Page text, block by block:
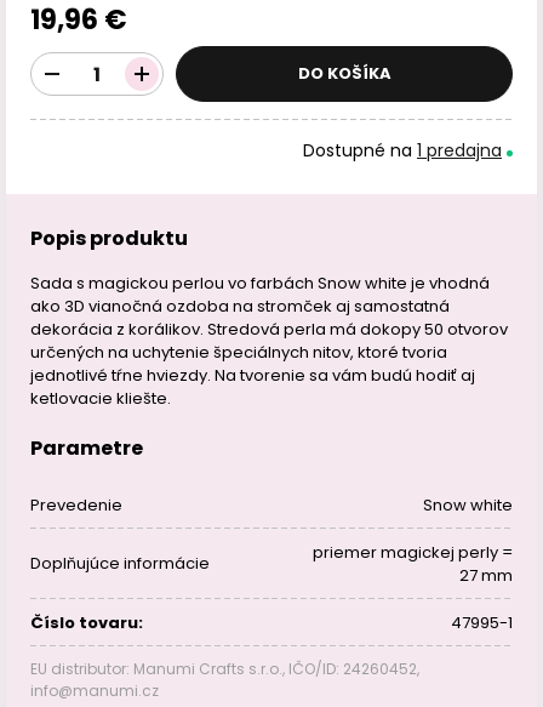
19,96 €
DO KOŠÍKA
Dostupné na 1 predajna
Popis produktu
Sada s magickou perlou vo farbách Snow white je vhodná
ako 3D vianočná ozdoba na stromček aj samostatná
dekorácia z korálikov. Stredová perla má dokopy 50 otvorov
určených na uchytenie špeciálnych nitov, ktoré tvoria
jednotlivé tŕne hviezdy. Na tvorenie sa vám budú hodiť aj
ketlovacie kliešte.
Parametre
Prevedenie Snow white
Doplňujúce informácie
priemer magickej perly =
27 mm
Číslo tovaru: 47995-1
EU distributor: Manumi Crafts s.r.o., IČO/ID: 24260452,
info@manumi.cz